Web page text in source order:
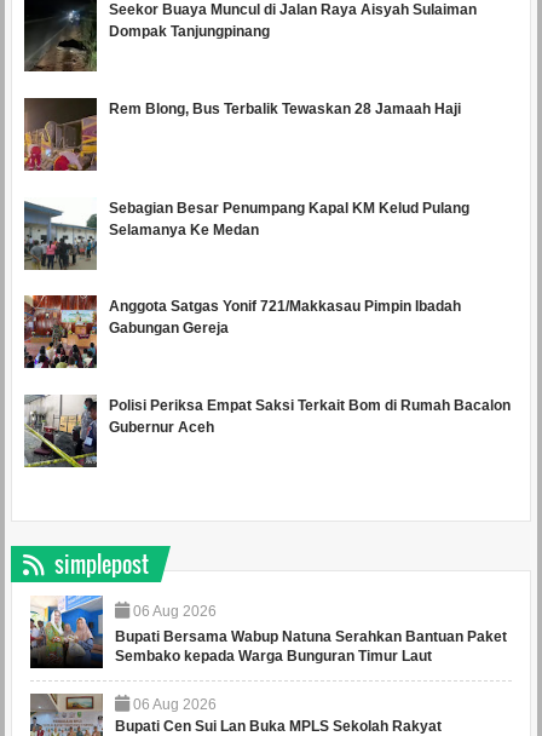
Seekor Buaya Muncul di Jalan Raya Aisyah Sulaiman
Dompak Tanjungpinang
Rem Blong, Bus Terbalik Tewaskan 28 Jamaah Haji
Sebagian Besar Penumpang Kapal KM Kelud Pulang
Selamanya Ke Medan
Anggota Satgas Yonif 721/Makkasau Pimpin Ibadah
Gabungan Gereja
Polisi Periksa Empat Saksi Terkait Bom di Rumah Bacalon
Gubernur Aceh
simplepost
06 Aug 2026
Bupati Bersama Wabup Natuna Serahkan Bantuan Paket
Sembako kepada Warga Bunguran Timur Laut
06 Aug 2026
Bupati Cen Sui Lan Buka MPLS Sekolah Rakyat